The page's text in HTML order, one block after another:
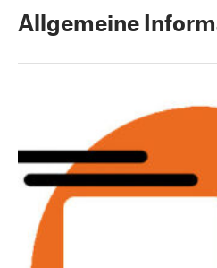
Allgemeine